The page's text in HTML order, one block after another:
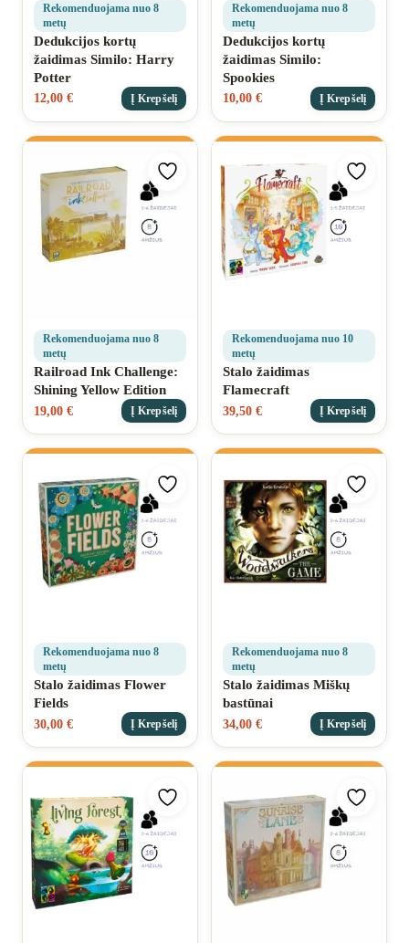
Rekomenduojama nuo 8
metų
Dedukcijos kortų
žaidimas Similo: Harry
Potter
12,00 € Į Krepšelį
Rekomenduojama nuo 8
metų
Dedukcijos kortų
žaidimas Similo:
Spookies
10,00 € Į Krepšelį
Pridėti prie mėgstamiausių
Rekomenduojama nuo 8
metų
Railroad Ink Challenge:
Shining Yellow Edition
19,00 € Į Krepšelį
Pridėti
Rekomenduojama nuo 10
metų
Stalo žaidimas
Flamecraft
39,50 € Į Krepšelį
Pridėti prie mėgstamiausių
Rekomenduojama nuo 8
metų
Stalo žaidimas Flower
Fields
30,00 € Į Krepšelį
Pridėti
Rekomenduojama nuo 8
metų
Stalo žaidimas Miškų
bastūnai
34,00 € Į Krepšelį
Pridėti prie mėgstamiausių Pridėti